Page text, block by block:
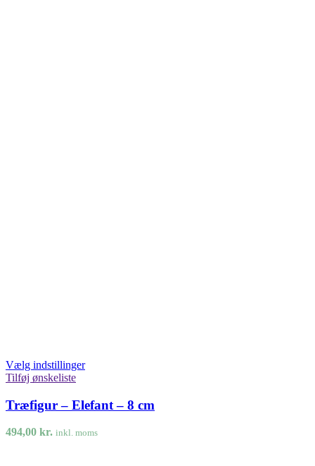
Vælg indstillinger
Tilføj ønskeliste
Træfigur – Elefant – 8 cm
494,00 kr. inkl. moms